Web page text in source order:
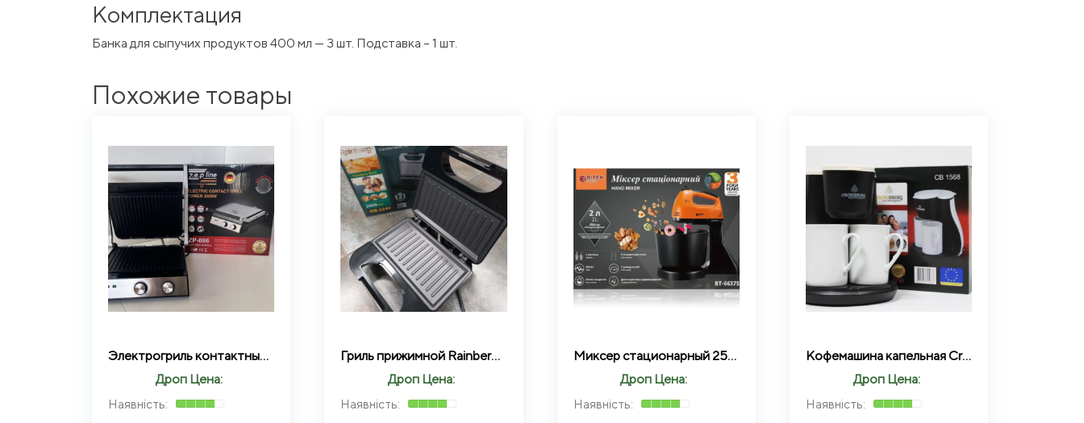
Комплектация
Банка для сыпучих продуктов 400 мл — 3 шт. Подставка – 1 шт.
Похожие товары
Электрогриль контактный прижимной со съемными пластинами 3500W Zepline ZP-086
Дроп Цена:
Гриль прижимной Rainberg RB-2249
Дроп Цена:
Миксер стационарный 250Вт пластиковая чаша BITEK BT-6637S
Дроп Цена:
Кофемашина капельная Crownberg CB-1568 с двумя чашками
Дроп Цена: